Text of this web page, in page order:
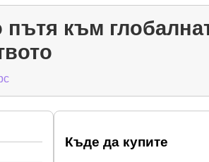
към
Къде да купите